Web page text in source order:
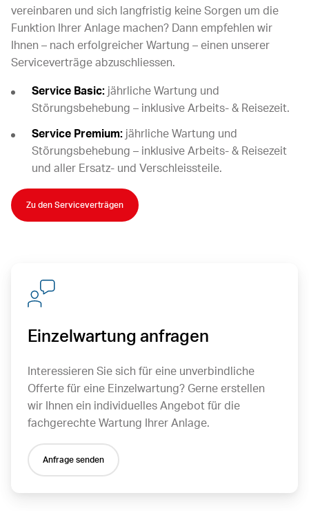
vereinbaren und sich langfristig keine Sorgen um die
Funktion Ihrer Anlage machen? Dann empfehlen wir
Ihnen – nach erfolgreicher Wartung – einen unserer
Serviceverträge abzuschliessen.
Service Basic: jährliche Wartung und
Störungsbehebung – inklusive Arbeits- & Reisezeit.
Service Premium: jährliche Wartung und
Störungsbehebung – inklusive Arbeits- & Reisezeit
und aller Ersatz- und Verschleissteile.
Zu den Serviceverträgen
Einzelwartung anfragen
Interessieren Sie sich für eine unverbindliche
Offerte für eine Einzelwartung? Gerne erstellen
wir Ihnen ein individuelles Angebot für die
fachgerechte Wartung Ihrer Anlage.
Anfrage senden